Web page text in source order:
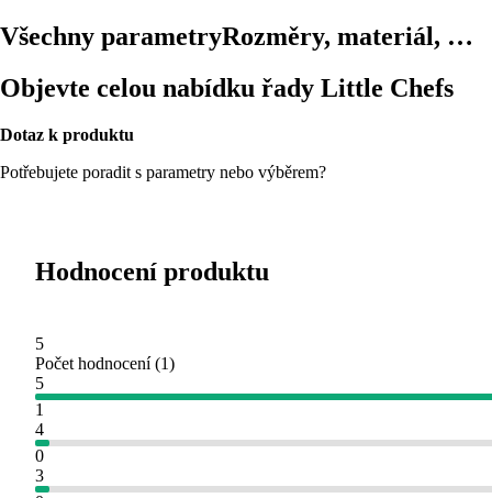
Všechny parametryRozměry, materiál, …
Objevte celou nabídku řady Little Chefs
Dotaz k produktu
Potřebujete poradit s parametry nebo výběrem?
Hodnocení produktu
5
Počet hodnocení(1)
5
1
4
0
3